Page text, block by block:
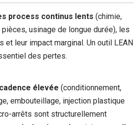
process continus lents (chimie,
usinage de longue durée), les
et leur impact marginal. Un outil LEAN
des pertes.
élevée (conditionnement,
embouteillage, injection plastique
arrêts sont structurellement